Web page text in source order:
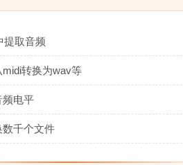
提取音频
midi转换为wav等
频电平
数千个文件